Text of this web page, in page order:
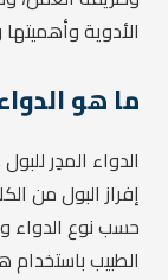
الأدوية
ما هو
الدواء المدِر
إفراز البول من
حسب نوع الدواء
الطبيب باستخدام